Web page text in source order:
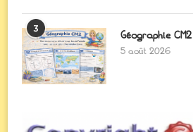
3
Géographie CM2
5 août 2026